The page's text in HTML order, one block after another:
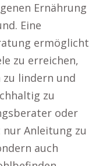
Ernährung
Eine
ermöglicht
zu erreichen,
zu lindern und
zu
oder
Anleitung zu
auch